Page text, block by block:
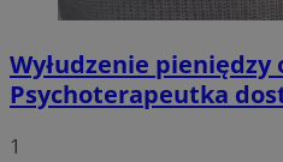
Wyłudzenie pieniędzy
Psychoterapeutka
1